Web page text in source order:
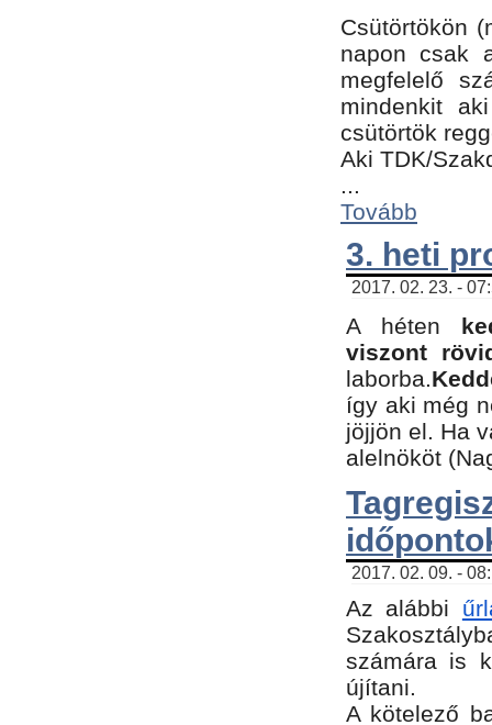
Csütörtökön
napon csak
megfelelő
mindenkit
csütörtök
Aki TDK/
...
Tovább
3. heti
2017. 02. 23. -
A héten
viszont
laborba.
így aki még
jöjjön el. Ha
alelnököt
2017. 02. 09. -
Az alábbi
számára is
újítani.
​A kötelező